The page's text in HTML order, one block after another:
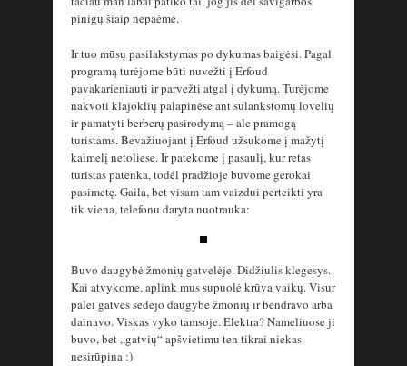
pinigų šiaip nepaėmė.
Ir tuo mūsų pasilakstymas po dykumas baigėsi. Pagal
programą turėjome būti nuvežti į Erfoud
pavakarieniauti ir parvežti atgal į dykumą. Turėjome
nakvoti klajoklių palapinėse ant sulankstomų lovelių
ir pamatyti berberų pasirodymą – ale pramogą
turistams. Bevažiuojant į Erfoud užsukome į mažytį
kaimelį netoliese. Ir patekome į pasaulį, kur retas
turistas patenka, todėl pradžioje buvome gerokai
pasimetę. Gaila, bet visam tam vaizdui perteikti yra
tik viena, telefonu daryta nuotrauka:
Buvo daugybė žmonių gatvelėje. Didžiulis klegesys.
Kai atvykome, aplink mus supuolė krūva vaikų. Visur
palei gatves sėdėjo daugybė žmonių ir bendravo arba
dainavo. Viskas vyko tamsoje. Elektra? Nameliuose ji
buvo, bet „gatvių“ apšvietimu ten tikrai niekas
nesirūpina :)